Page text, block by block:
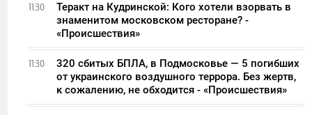
11:30
Теракт на Кудринской: Кого хотели взорвать в
знаменитом московском ресторане? -
«Происшествия»
11:30
320 сбитых БПЛА, в Подмосковье — 5 погибших
от украинского воздушного террора. Без жертв,
к сожалению, не обходится - «Происшествия»